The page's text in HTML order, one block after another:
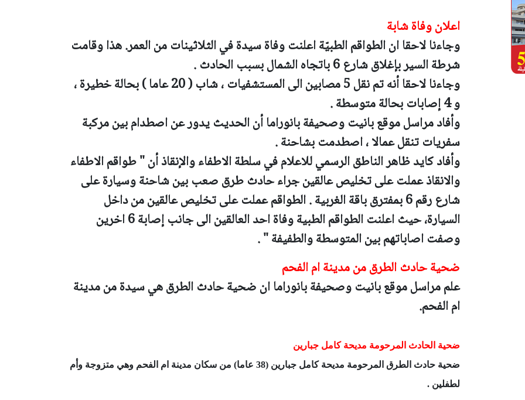
اعلان وفاة شابة
وجاءنا لاحقا ان الطواقم الطبيّة اعلنت وفاة سيدة في الثلاثينات من العمر. هذا وقامت
شرطة السير بإغلاق شارع 6 باتجاه الشمال بسبب الحادث .
وجاءنا لاحقا أنه تم نقل 5 مصابين الى المستشفيات ، شاب ( 20 عاما ) بحالة خطيرة ،
و 4 إصابات بحالة متوسطة .
وأفاد مراسل موقع بانيت وصحيفة بانوراما أن الحديث يدور عن اصطدام بين مركبة
سفريات تنقل عمالا ، اصطدمت بشاحنة .
وأفاد كايد ظاهر الناطق الرسمي للاعلام في سلطة الاطفاء والإنقاذ أن " طواقم الاطفاء
والانقاذ عملت على تخليص عالقين جراء حادث طرق صعب بين شاحنة وسيارة على
شارع رقم 6 بمفترق باقة الغربية . الطواقم عملت على تخليص عالقين من داخل
السيارة، حيث اعلنت الطواقم الطبية وفاة احد العالقين الى جانب إصابة 6 اخرين
وصفت اصاباتهم بين المتوسطةوالطفيفة " .
ضحية حادث الطرق من مدينة ام الفحم
علم مراسل موقع بانيت وصحيفة بانوراما ان ضحية حادث الطرق هي سيدة من مدينة
ام الفحم.
ضحية الحادث المرحومة مديحة كامل جبارين
ضحية حادث الطرق المرحومة مديحة كامل جبارين (38 عاما) من سكان مدينة ام الفحم وهي متزوجة وأم
لطفلين .